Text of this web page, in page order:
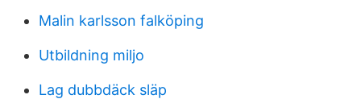
Malin karlsson falköping
Utbildning miljo
Lag dubbdäck släp